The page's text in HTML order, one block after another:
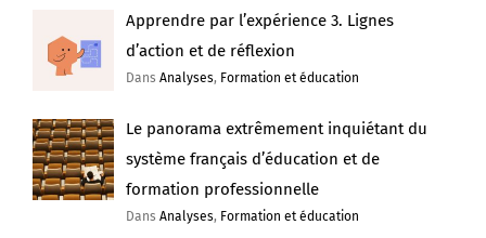
Apprendre par l’expérience 3. Lignes
d’action et de réflexion
DansAnalyses, Formation et éducation
Le panorama extrêmement inquiétant du
système français d’éducation et de
formation professionnelle
DansAnalyses, Formation et éducation